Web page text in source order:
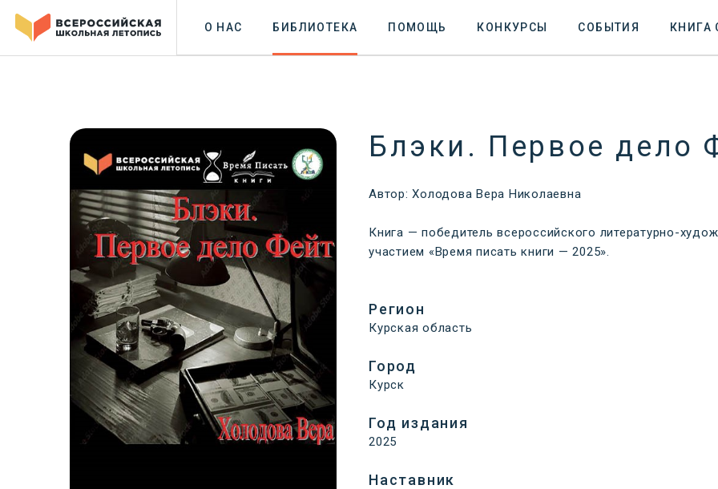
О НАС БИБЛИОТЕКА ПОМОЩЬ КОНКУРСЫ СОБЫТИЯ КНИГА
Блэки. Первое дело
Автор: Холодова Вера Николаевна
Книга — победитель всероссийского литературно-
участием «Время писать книги — 2025».
Регион
Курская область
Город
Курск
Год издания
2025
Наставник